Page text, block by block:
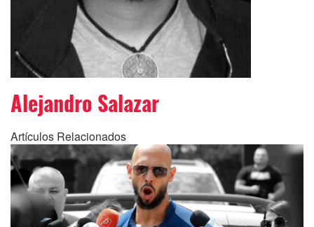
Alejandro Salazar
Artículos Relacionados